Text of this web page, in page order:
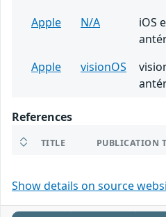
Apple
N/A
iOS
Apple
visionOS
References
TITLE PUBLICATION
Show details on source